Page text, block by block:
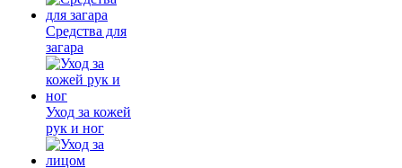
Средства для
загара
Уход за кожей
рук и ног